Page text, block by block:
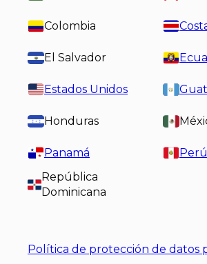
Colombia
El Salvador
Estados Unidos
Honduras
Panamá
Perú
República
Dominicana
Política de protección de datos